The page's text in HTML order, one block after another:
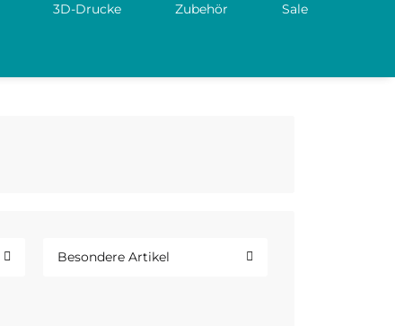
3D-Drucke Zubehör Sale
Besondere Artikel